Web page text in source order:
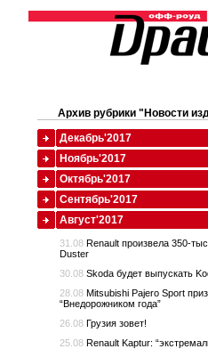
Архив рубрики "Новости
Декабрь'2017
Ноябрь'2017
Октябрь'2017
Сентябрь'2017
Август'2017
31.08 Renault произвела 350-
Duster
30.08 Skoda будет выпускать
28.08 Mitsubishi Pajero Sport
“Внедорожником года”
26.08 Грузия зовет!
25.08 Renault Kaptur: